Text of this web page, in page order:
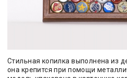
Стильная копилка выполнена из
она крепится при помощи